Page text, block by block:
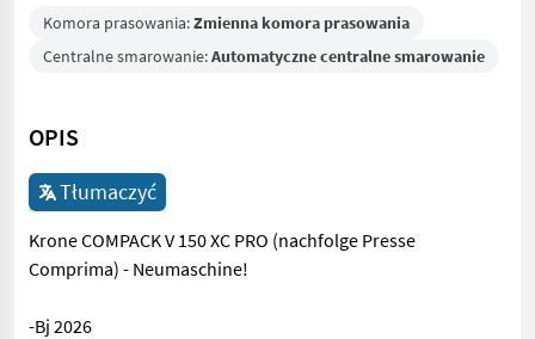
Komora prasowania:Zmienna komora prasowania
Centralne smarowanie:Automatyczne centralne smarowanie
OPIS
Tłumaczyć
Krone COMPACK V 150 XC PRO (nachfolge Presse
Comprima) - Neumaschine!
-Bj 2026